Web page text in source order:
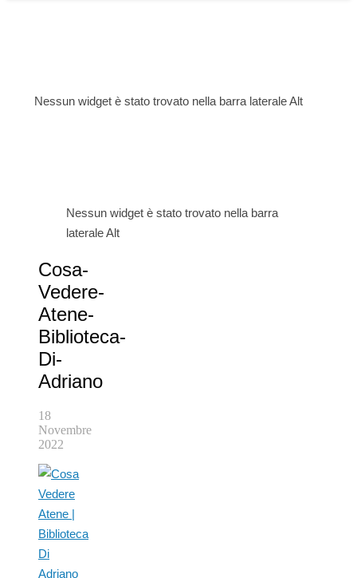
Nessun widget è stato trovato nella barra laterale Alt
Nessun widget è stato trovato nella barra
laterale Alt
Cosa-
Vedere-
Atene-
Biblioteca-
Di-
Adriano
18
Novembre
2022